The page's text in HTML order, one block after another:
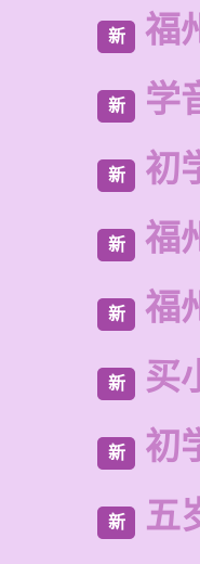
新 福
新 学
新 初
新 福
新 福
新 买
新 初
新 五